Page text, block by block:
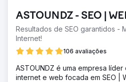
ASTOUNDZ - SEO |
Resultados de SEO garantidos -
Internet!
106 avaliações
ASTOUNDZ é uma empresa
internet e web focada em SEO |